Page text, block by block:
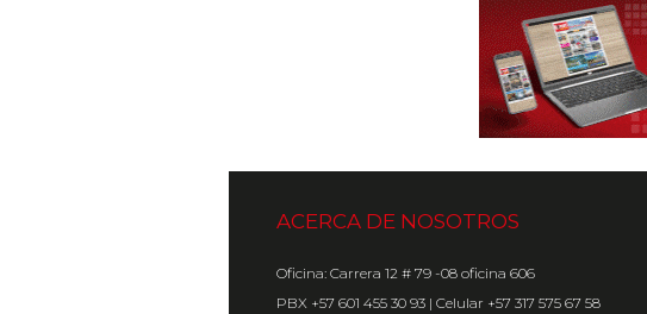
ACERCA DE NOSOTROS
Oficina: Carrera 12 # 79 -08 oficina 606
PBX +57 601 455 30 93 | Celular +57 317 575 67 58